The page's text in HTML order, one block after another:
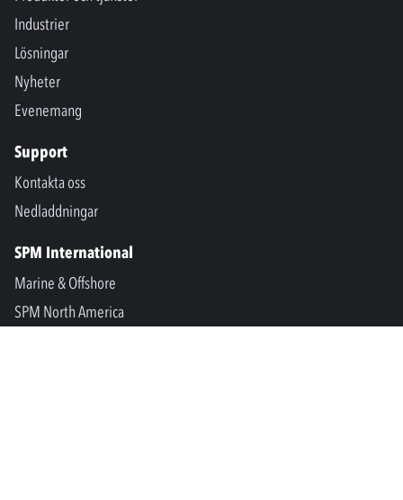
Industrier
Lösningar
Nyheter
Evenemang
Support
Kontakta oss
Nedladdningar
SPM International
Marine & Offshore
SPM North America